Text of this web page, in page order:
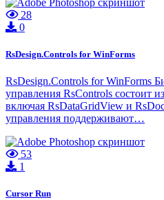
28
0
RsDesign.Controls for WinForms
RsDesign.Controls for WinForms
управления RsControls состоит
включая RsDataGridView и
управления поддерживают…
53
1
Cursor Run